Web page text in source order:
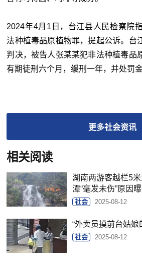
2024年4月1日，台江县人民检察院
法种植毒品原植物罪，提起公诉。台
判决，被告人张某某犯非法种植毒品
有期徒刑六个月，缓刑一年，并处罚
更多社会资讯
相关阅读
湖南两游客越栏5
潭“毫发未伤”原因
社会 2025-08-12
“外卖员摸前台姑娘
社会 2025-08-12